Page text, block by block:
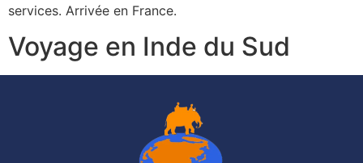
services. Arrivée en France.
Voyage en Inde du Sud